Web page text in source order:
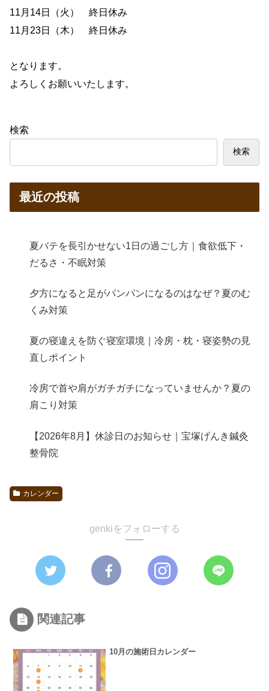
11月14日（火） 終日休み
11月23日（木） 終日休み
となります。
よろしくお願いいたします。
検索
検索
最近の投稿
夏バテを長引かせない1日の過ごし方｜食欲低下・
だるさ・不眠対策
夕方になると足がパンパンになるのはなぜ？夏のむ
くみ対策
夏の寝違えを防ぐ寝室環境｜冷房・枕・寝姿勢の見
直しポイント
冷房で首や肩がガチガチになっていませんか？夏の
肩こり対策
【2026年8月】休診日のお知らせ｜宝塚げんき鍼灸
整骨院
カレンダー
genkiをフォローする
関連記事
10月の施術日カレンダー